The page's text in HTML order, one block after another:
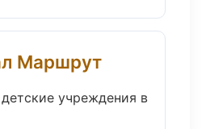
Маршрут
учреждения в